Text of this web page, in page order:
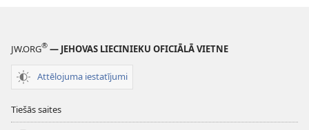
JW.ORG® — JEHOVAS LIECINIEKU OFICIĀLĀ VIETNE
Attēlojuma iestatījumi
Tiešās saites